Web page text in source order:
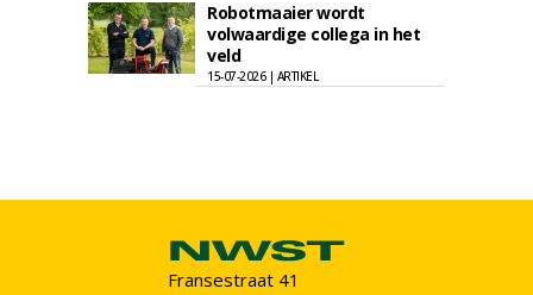
Robotmaaier wordt
volwaardige collega in het
veld
15-07-2026 | ARTIKEL
Fransestraat 41